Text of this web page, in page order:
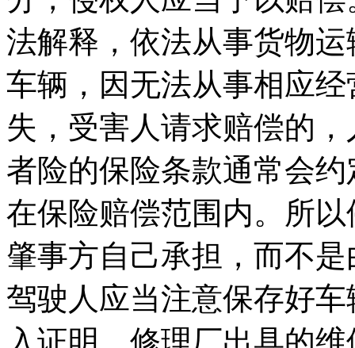
法解释，依法从事货物
车辆，因无法从事相应
失，受害人请求赔偿的
者险的保险条款通常会
在保险赔偿范围内。所
肇事方自己承担，而不
驾驶人应当注意保存好
入证明、修理厂出具的